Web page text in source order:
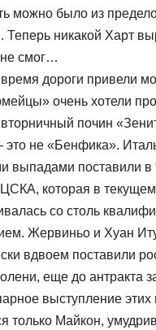
можно было из
Теперь никакой Харт
смог…
дороги привели
очень хотели
почин
это не «Бенфика».
выпадами поставили в
которая в
со столь
Жервиньо и Хуан
вдвоем поставили
еще до антракта
выступление этих
только Майкон,